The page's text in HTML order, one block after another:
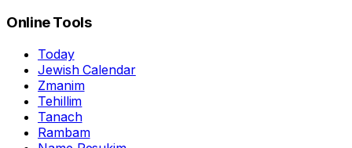
Online Tools
Today
Jewish Calendar
Zmanim
Tehillim
Tanach
Rambam